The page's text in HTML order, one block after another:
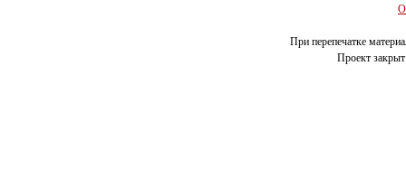
О
При перепечатке
Проект закрыт